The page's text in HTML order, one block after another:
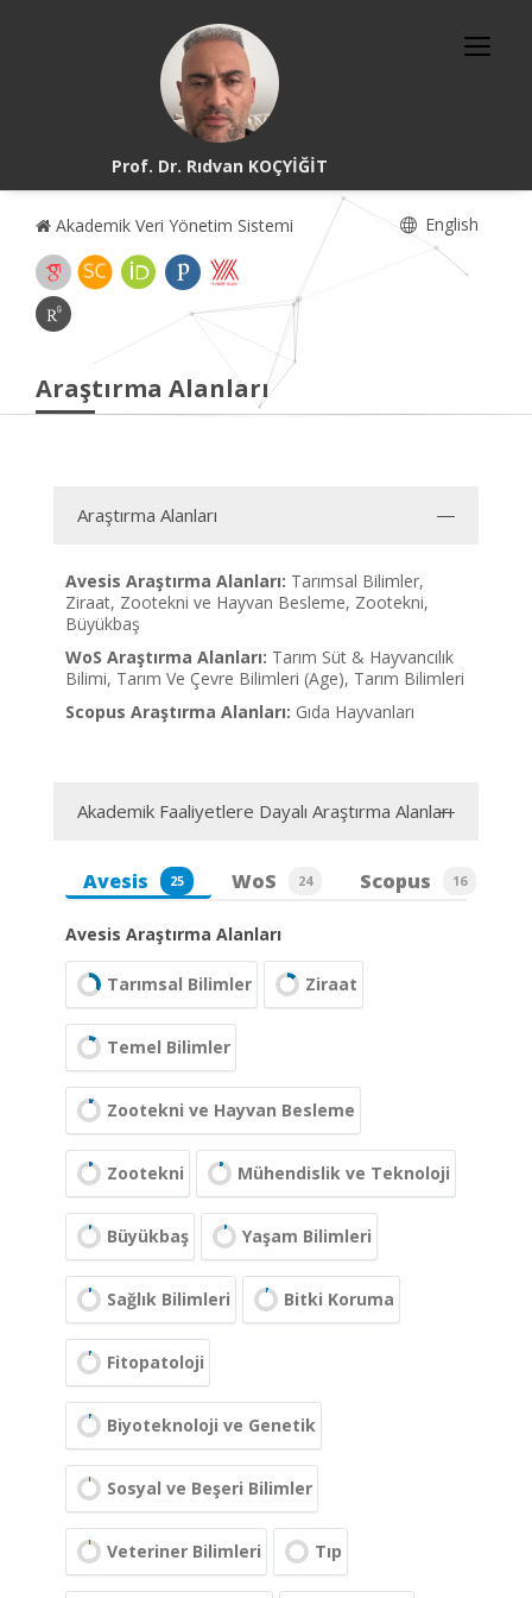
Prof. Dr. Rıdvan KOÇYİĞİT
Akademik Veri Yönetim Sistemi English
Araştırma Alanları
Araştırma Alanları
Avesis Araştırma Alanları: Tarımsal Bilimler,
Ziraat, Zootekni ve Hayvan Besleme, Zootekni,
Büyükbaş
WoS Araştırma Alanları: Tarım Süt & Hayvancılık
Bilimi, Tarım Ve Çevre Bilimleri (Age), Tarım Bilimleri
Scopus Araştırma Alanları: Gıda Hayvanları
Akademik Faaliyetlere Dayalı Araştırma Alanları
Avesis 25 WoS 24 Scopus 16
Avesis Araştırma Alanları
Tarımsal Bilimler Ziraat
Temel Bilimler
Zootekni ve Hayvan Besleme
Zootekni Mühendislik ve Teknoloji
Büyükbaş Yaşam Bilimleri
Sağlık Bilimleri Bitki Koruma
Fitopatoloji
Biyoteknoloji ve Genetik
Sosyal ve Beşeri Bilimler
Veteriner Bilimleri Tıp